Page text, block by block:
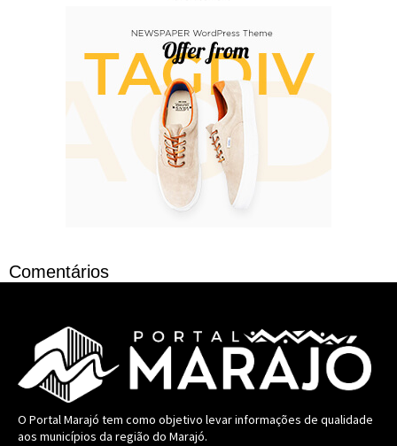
Comentários
O Portal Marajó tem como objetivo levar informações de qualidade
aos municípios da região do Marajó.